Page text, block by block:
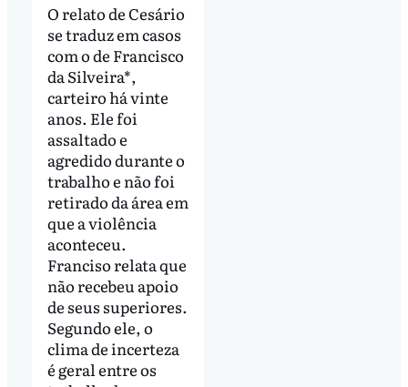
O relato de Cesário
se traduz em casos
com o de Francisco
da Silveira*,
carteiro há vinte
anos. Ele foi
assaltado e
agredido durante o
trabalho e não foi
retirado da área em
que a violência
aconteceu.
Franciso relata que
não recebeu apoio
de seus superiores.
Segundo ele, o
clima de incerteza
é geral entre os